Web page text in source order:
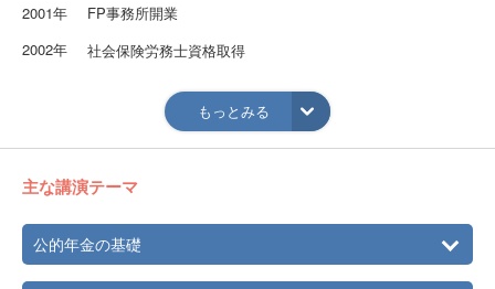
2001年
FP事務所開業
2002年
社会保険労務士資格取得
有限会社ピージェイハーベスト設立
ファイナンシャルプランナー資格取得／社会保険労務士資
もっとみる
主な講演テーマ
公的年金の基礎